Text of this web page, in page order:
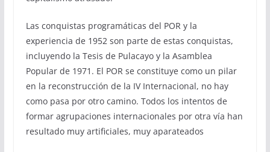
Las conquistas programáticas del POR y la
experiencia de 1952 son parte de estas conquistas,
incluyendo la Tesis de Pulacayo y la Asamblea
Popular de 1971. El POR se constituye como un pilar
en la reconstrucción de la IV Internacional, no hay
como pasa por otro camino. Todos los intentos de
formar agrupaciones internacionales por otra vía han
resultado muy artificiales, muy aparateados